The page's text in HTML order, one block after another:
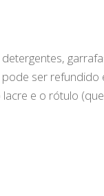
ser
e o rótulo